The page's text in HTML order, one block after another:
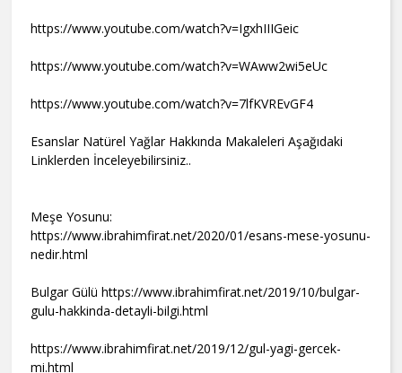
https://www.youtube.com/watch?v=IgxhIIIGeic
https://www.youtube.com/watch?v=WAww2wi5eUc
https://www.youtube.com/watch?v=7lfKVREvGF4
Esanslar Natürel Yağlar Hakkında Makaleleri Aşağıdaki
Linklerden İnceleyebilirsiniz..
Meşe Yosunu:
https://www.ibrahimfirat.net/2020/01/esans-mese-yosunu-
nedir.html
Bulgar Gülü https://www.ibrahimfirat.net/2019/10/bulgar-
gulu-hakkinda-detayli-bilgi.html
https://www.ibrahimfirat.net/2019/12/gul-yagi-gercek-
mi.html